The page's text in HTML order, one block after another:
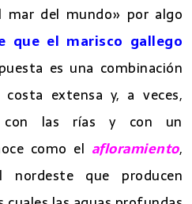
mar del mundo» por algo
que el marisco gallego
es una combinación
extensa y, a veces,
con las rías y con un
como el afloramiento,
que producen